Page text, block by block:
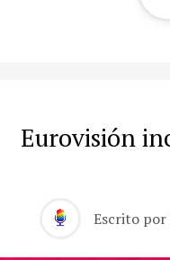
Eurovisión
Escrito por